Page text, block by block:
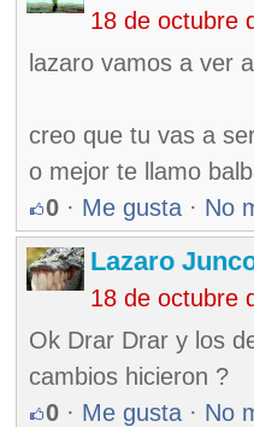
18 de octubre
lazaro vamos a ver
creo que tu vas a
o mejor te llamo
0 · Me gusta · No
Lazaro
18 de octubre
Ok Drar Drar y los
cambios hicieron ?
0 · Me gusta · No